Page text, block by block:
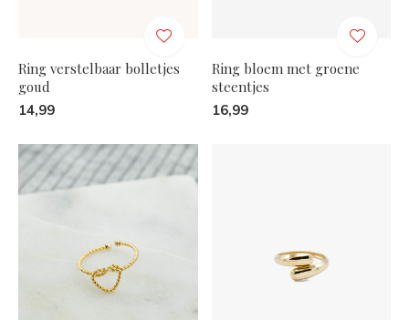
Ring verstelbaar bolletjes
goud
14,99
Ring bloem met groene
steentjes
16,99